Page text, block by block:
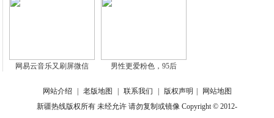
网易云音乐又刷屏微信 男性更爱粉色，95后
网站介绍 老版地图 联系我们 版权声明
网站地图
新疆热线版权所有 未经允许 请勿复制或镜像 Copyright © 2012-